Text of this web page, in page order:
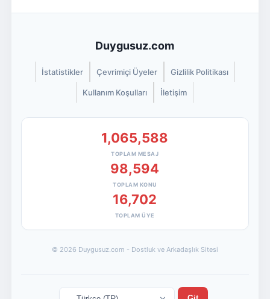
Duygusuz.com
İstatistikler Çevrimiçi Üyeler Gizlilik Politikası
Kullanım Koşulları İletişim
1,065,588
TOPLAM MESAJ
98,594
TOPLAM KONU
16,702
TOPLAM ÜYE
© 2026 Duygusuz.com - Dostluk ve Arkadaşlık Sitesi